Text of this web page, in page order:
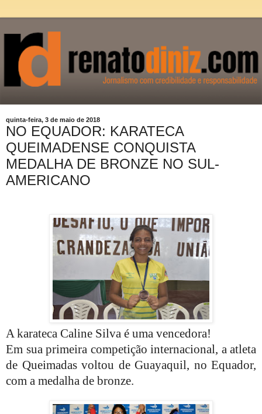
quinta-feira, 3 de maio de 2018
NO EQUADOR: KARATECA
QUEIMADENSE CONQUISTA
MEDALHA DE BRONZE NO SUL-
AMERICANO
A karateca Caline Silva é uma vencedora!
Em sua primeira competição internacional, a atleta
de Queimadas voltou de Guayaquil, no Equador,
com a medalha de bronze.